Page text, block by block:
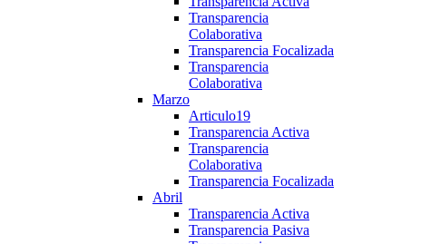
Transparencia
Colaborativa
Transparencia Focalizada
Transparencia
Colaborativa
Marzo
Articulo19
Transparencia Activa
Transparencia
Colaborativa
Transparencia Focalizada
Abril
Transparencia Activa
Transparencia Pasiva